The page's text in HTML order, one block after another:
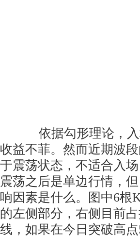
依据勾形理论，入场
收益不菲。然而近期波
于震荡状态，不适合入
震荡之后是单边行情，
响因素是什么。图中6根
的左侧部分，右侧目前
线，如果在今日突破高